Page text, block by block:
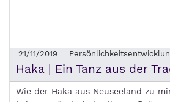
21/11/2019
Haka | Ein Tanz aus der
Wie der Haka aus Neuseeland zu